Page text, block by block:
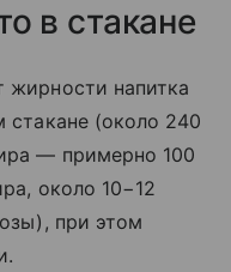
в стакане
жирности напитка
стакане (около 240
— примерно 100
около 10−12
при этом